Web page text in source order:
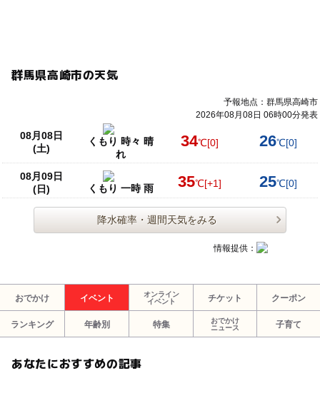
群馬県高崎市の天気
予報地点：群馬県高崎市
2026年08月08日 06時00分発表
08月08日
(土)
くもり 時々 晴
れ
34℃[0] 26℃[0]
08月09日
(日)
くもり 一時 雨 35℃[+1] 25℃[0]
降水確率・週間天気をみる
情報提供：
おでかけ イベント
オンライン
イベント
チケット クーポン
ランキング 年齢別 特集
おでかけ
ニュース
子育て
あなたにおすすめの記事